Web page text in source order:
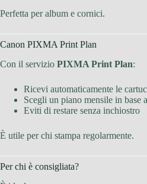
Perfetta per album e cornici.
Canon PIXMA Print Plan
Con il servizio PIXMA Print Plan:
Ricevi automaticamente le
Scegli un piano mensile in base
Eviti di restare senza inchiostro
È utile per chi stampa regolarmente.
Per chi è consigliata?